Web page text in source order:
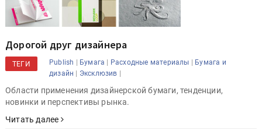
Дорогой друг дизайнера
ТЕГИ Publish | Бумага | Расходные материалы | Бумага и
дизайн | Эксклюзив |
Области применения дизайнерской бумаги, тенденции,
новинки и перспективы рынка.
Читать далее